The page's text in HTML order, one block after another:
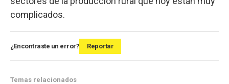
complicados.
¿Encontraste un error? Reportar
Temas relacionados